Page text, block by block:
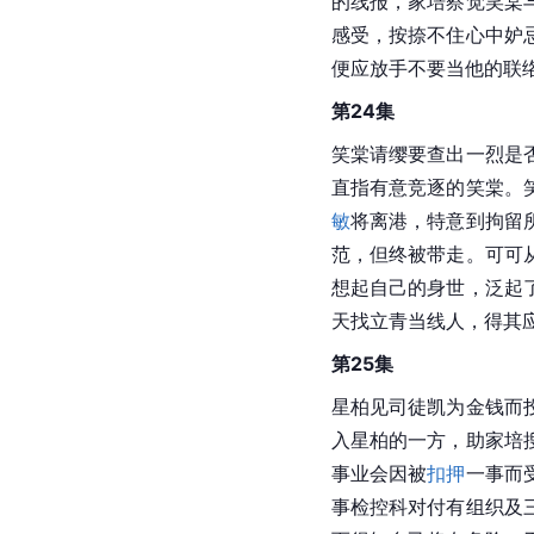
感受，按捺不住心中妒
便应放手不要当他的联
第24集
笑棠请缨要查出一烈是
直指有意竞逐的笑棠。
敏将离港，特意到拘留
范，但终被带走。可可
想起自己的身世，泛起
天找立青当线人，得其
第25集
星柏见司徒凯为金钱而
入星柏的一方，助家培
事业会因被扣押一事而
事检控科对付有组织及